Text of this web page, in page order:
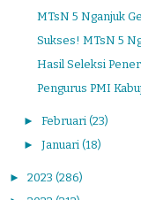
MTsN 5 Nganjuk
Sukses! MTsN 5
Hasil Seleksi
Pengurus PMI
► Februari (23)
► Januari (18)
► 2023 (286)